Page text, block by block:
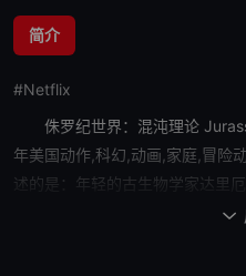
简介
#Netflix
侏罗纪世界：混沌理论
年美国动作,科幻,动画,家庭,冒险
述的是：年轻的古生物学家达里
